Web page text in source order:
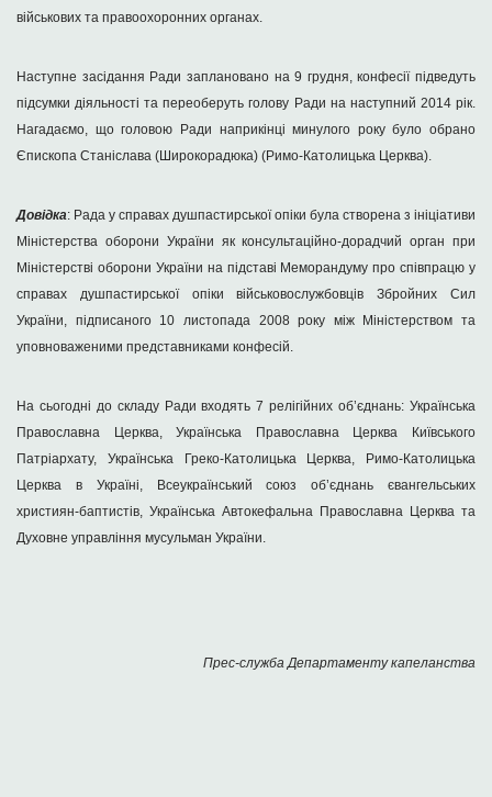
військових та правоохоронних органах.
Наступне засідання Ради заплановано на 9 грудня, конфесії підведуть
підсумки діяльності та переоберуть голову Ради на наступний 2014 рік.
Нагадаємо, що головою Ради наприкінці минулого року було обрано
Єпископа Станіслава (Широкорадюка) (Римо-Католицька Церква).
Довідка: Рада у справах душпастирської опіки була створена з ініціативи
Міністерства оборони України як консультаційно-дорадчий орган при
Міністерстві оборони України на підставі Меморандуму про співпрацю у
справах душпастирської опіки військовослужбовців Збройних Сил
України, підписаного 10 листопада 2008 року між Міністерством та
уповноваженими представниками конфесій.
На сьогодні до складу Ради входять 7 релігійних об’єднань: Українська
Православна Церква, Українська Православна Церква Київського
Патріархату, Українська Греко-Католицька Церква, Римо-Католицька
Церква в Україні, Всеукраїнський союз об’єднань євангельських
християн-баптистів, Українська Автокефальна Православна Церква та
Духовне управління мусульман України.
Прес-служба Департаменту капеланства